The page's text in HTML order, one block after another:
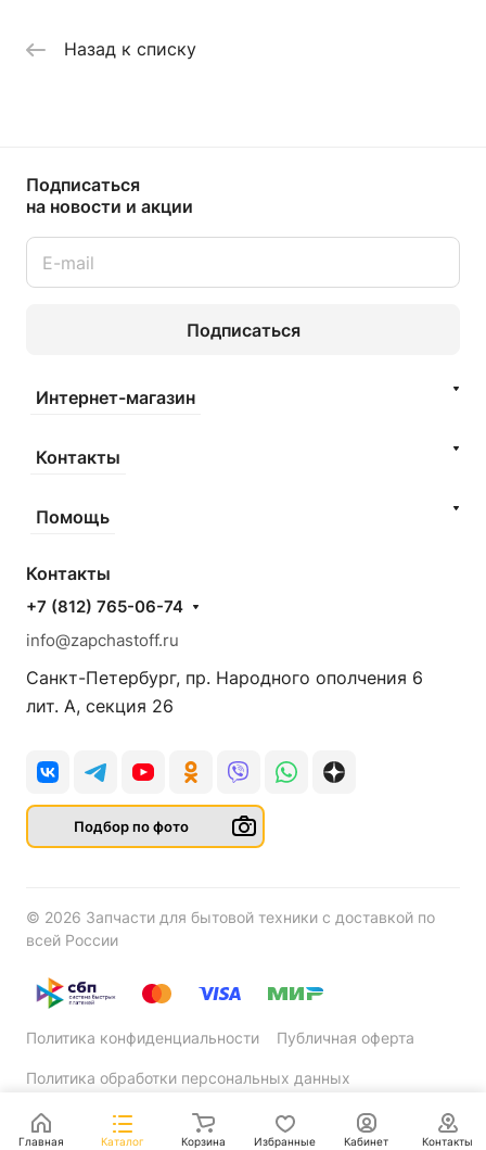
Назад к списку
Подписаться
на новости и акции
Подписаться
Интернет-магазин
Контакты
Помощь
Контакты
+7 (812) 765-06-74
info@zapchastoff.ru
Санкт-Петербург, пр. Народного ополчения 6
лит. А, секция 26
Подбор по фото
© 2026 Запчасти для бытовой техники с доставкой по
всей России
Политика конфиденциальности Публичная оферта
Политика обработки персональных данных
Главная Каталог Корзина Избранные Кабинет Контакты